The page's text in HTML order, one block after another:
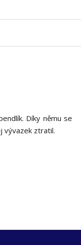
Díky němu se
vývazek ztratil.